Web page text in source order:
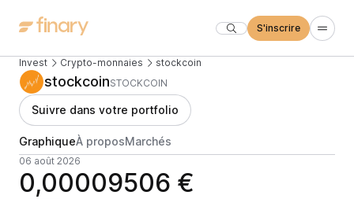
S'inscrire
Invest Crypto-monnaies stockcoin
stockcoinSTOCKCOIN
Suivre dans votre portfolio
GraphiqueÀ proposMarchés
06 août 2026
0,00009506 €